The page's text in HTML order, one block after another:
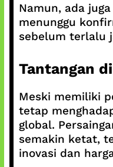
Namun, ada
menunggu
sebelum terlalu
Tantangan
Meski memiliki
tetap
global.
semakin ketat,
inovasi dan